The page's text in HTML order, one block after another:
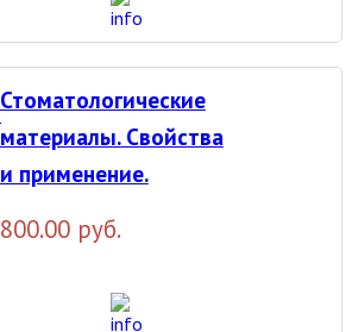
Стоматологические
материалы. Свойства
и применение.
800.00 руб.